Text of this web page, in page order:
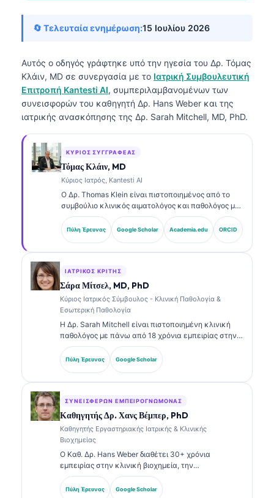
🔄 Τελευταία ενημέρωση:15 Ιουλίου 2026
Αυτός ο οδηγός γράφτηκε υπό την ηγεσία του Δρ. Τόμας
Κλάιν, MD σε συνεργασία με το Ιατρική Συμβουλευτική
Επιτροπή Kantesti AI, συμπεριλαμβανομένων των
συνεισφορών του καθηγητή Δρ. Hans Weber και της
ιατρικής ανασκόπησης της Δρ. Sarah Mitchell, MD, PhD.
ΚΎΡΙΟΣ ΣΥΓΓΡΑΦΈΑΣ
Τόμας Κλάιν, MD
Κύριος Ιατρός, Kantesti AI
Ο Δρ. Thomas Klein είναι πιστοποιημένος από το
συμβούλιο κλινικός αιματολόγος και παθολόγος με
πάνω από 15 χρόνια εμπειρίας στη εργαστηριακή
ιατρική και στην ανάλυση κλινικών δεδομένων με
υποβοήθηση AI. Ως Chief Medical Officer στην
δικτύου. Ο Δρ. Klein έχει δημοσιεύσει εκτενώς
σχετικά με την ερμηνεία βιοδεικτών και τη
εργαστηριακή διάγνωση σε θέματα εργαστηριακής
ιατρικής.
Πύλη Έρευνας Google Scholar Academia.edu ORCID
ΙΑΤΡΙΚΌΣ ΚΡΙΤΉΣ
Σάρα Μίτσελ, MD, PhD
Κύριος Ιατρικός Σύμβουλος - Κλινική Παθολογία &
Εσωτερική Παθολογία
Η Δρ. Sarah Mitchell είναι πιστοποιημένη κλινική
παθολόγος με πάνω από 18 χρόνια εμπειρίας στην
εργαστηριακή ιατρική και στην διαγνωστική
ανάλυση. Διαθέτει εξειδικευμένες πιστοποιήσεις
στην κλινική χημεία και έχει δημοσιεύσει εκτενώς
Πύλη Έρευνας Google Scholar
ΣΥΝΕΙΣΦΈΡΩΝ ΕΜΠΕΙΡΟΓΝΏΜΟΝΑΣ
Καθηγητής Δρ. Χανς Βέμπερ, PhD
Καθηγητής Εργαστηριακής Ιατρικής & Κλινικής
Βιοχημείας
Ο Καθ. Δρ. Hans Weber διαθέτει 30+ χρόνια
εμπειρίας στην κλινική βιοχημεία, την
εργαστηριακή ιατρική και την έρευνα βιοδεικτών.
Πρώην Πρόεδρος της Γερμανικής Εταιρείας Κλινικής
Πύλη Έρευνας Google Scholar